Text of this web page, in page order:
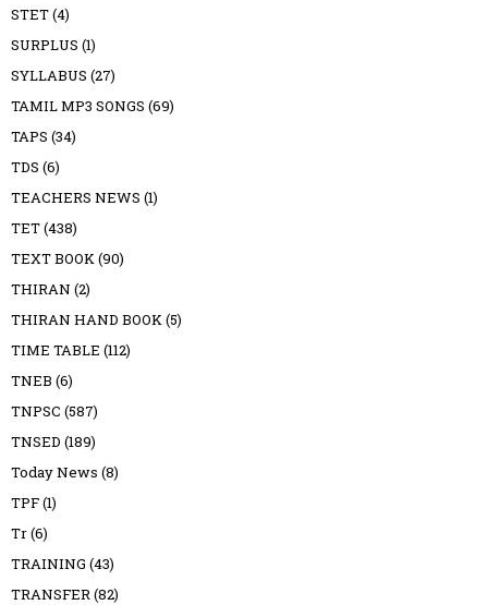
STET(4)
SURPLUS (1)
SYLLABUS (27)
TAMIL MP3 SONGS (69)
TAPS (34)
TDS (6)
TEACHERS NEWS (1)
TET(438)
TEXT BOOK(90)
THIRAN (2)
THIRAN HAND BOOK(5)
TIME TABLE (112)
TNEB (6)
TNPSC (587)
TNSED (189)
Today News (8)
TPF(1)
Tr(6)
TRAINING (43)
TRANSFER(82)